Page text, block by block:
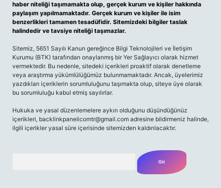
haber niteliği taşımamakta olup, gerçek kurum ve kişiler hakkında
paylaşım yapılmamaktadır. Gerçek kurum ve kişiler ile isim
benzerlikleri tamamen tesadüfidir. Sitemizdeki bilgiler taslak
halindedir ve tavsiye niteliği taşımazlar.
Sitemiz, 5651 Sayılı Kanun gereğince Bilgi Teknolojileri ve İletişim
Kurumu (BTK) tarafından onaylanmış bir Yer Sağlayıcı olarak hizmet
vermektedir. Bu nedenle, sitedeki içerikleri proaktif olarak denetleme
veya araştırma yükümlülüğümüz bulunmamaktadır. Ancak, üyelerimiz
yazdıkları içeriklerin sorumluluğunu taşımakta olup, siteye üye olarak
bu sorumluluğu kabul etmiş sayılırlar.
Hukuka ve yasal düzenlemelere aykırı olduğunu düşündüğünüz
içerikleri, backlinkpanelicomtr@gmail.com adresine bildirmeniz halinde,
ilgili içerikler yasal süre içerisinde sitemizden kaldırılacaktır.